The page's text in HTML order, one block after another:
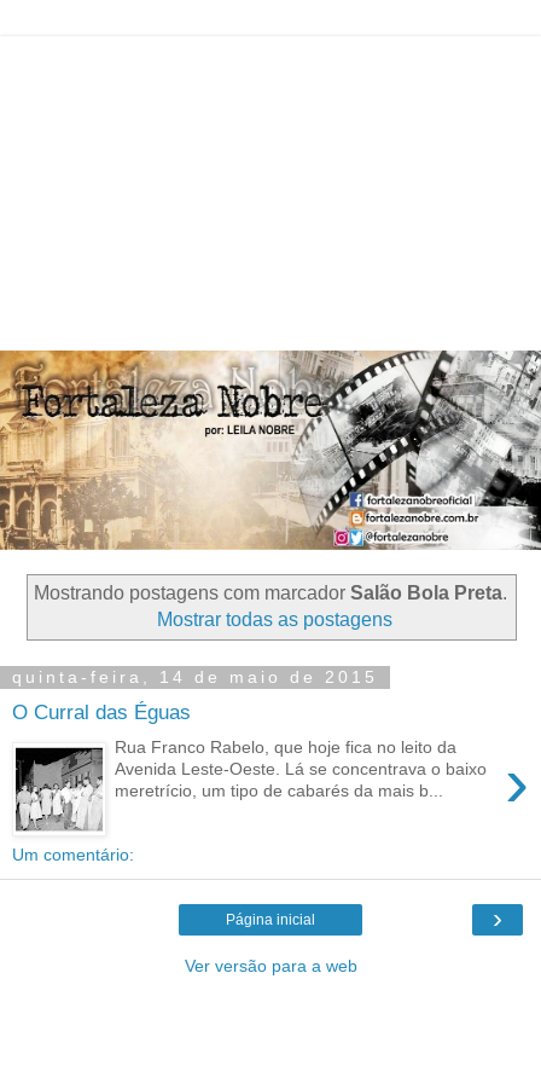
Mostrando postagens com marcador Salão Bola Preta.
Mostrar todas as postagens
quinta-feira, 14 de maio de 2015
O Curral das Éguas
›
Rua Franco Rabelo, que hoje fica no leito da
Avenida Leste-Oeste. Lá se concentrava o baixo
meretrício, um tipo de cabarés da mais b...
Um comentário:
›
Página inicial
Ver versão para a web